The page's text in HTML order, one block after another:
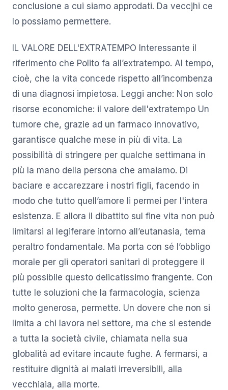
conclusione a cui siamo approdati. Da veccjhi ce
lo possiamo permettere.
IL VALORE DELL'EXTRATEMPO Interessante il
riferimento che Polito fa all’extratempo. Al tempo,
cioè, che la vita concede rispetto all’incombenza
di una diagnosi impietosa. Leggi anche: Non solo
risorse economiche: il valore dell'extratempo Un
tumore che, grazie ad un farmaco innovativo,
garantisce qualche mese in più di vita. La
possibilità di stringere per qualche settimana in
più la mano della persona che amaiamo. Di
baciare e accarezzare i nostri figli, facendo in
modo che tutto quell’amore li permei per l'intera
esistenza. E allora il dibattito sul fine vita non può
limitarsi al legiferare intorno all’eutanasia, tema
peraltro fondamentale. Ma porta con sé l’obbligo
morale per gli operatori sanitari di proteggere il
più possibile questo delicatissimo frangente. Con
tutte le soluzioni che la farmacologia, scienza
molto generosa, permette. Un dovere che non si
limita a chi lavora nel settore, ma che si estende
a tutta la società civile, chiamata nella sua
globalità ad evitare incaute fughe. A fermarsi, a
restituire dignità ai malati irreversibili, alla
vecchiaia, alla morte.